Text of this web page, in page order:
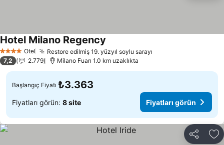
4 Yıldız Otel Restore edilmiş 19. yüzyıl soylu sarayı
Hotel Milano Regency
7,2 2.779 Milano Fuarı 1.0 km uzaklıkta
Başlangıç Fiyatı ₺3.363
Fiyatları görün: 8 site Fiyatları görün
Paylaş